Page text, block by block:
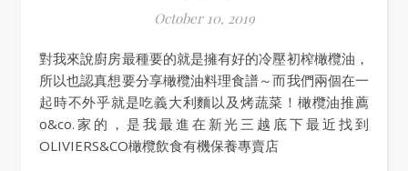
October 10, 2019
對我來說廚房最種要的就是擁有好的冷壓初榨橄欖油，
所以也認真想要分享橄欖油料理食譜～而我們兩個在一
起時不外乎就是吃義大利麵以及烤蔬菜！橄欖油推薦
o&co.家的，是我最進在新光三越底下最近找到
OLIVIERS&CO橄欖飲食有機保養專賣店